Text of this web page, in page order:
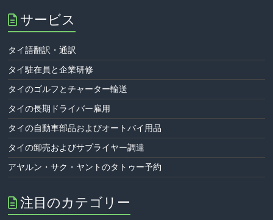
サービス
タイ語翻訳・通訳
タイ駐在員と企業研修
タイのゴルフとチャーター輸送
タイの長期ドライバー雇用
タイの自動車部品およびオートバイ用品
タイの卸売およびサプライヤー調達
アヤルン・サク・ヤントのタトゥー予約
注目のカテゴリー